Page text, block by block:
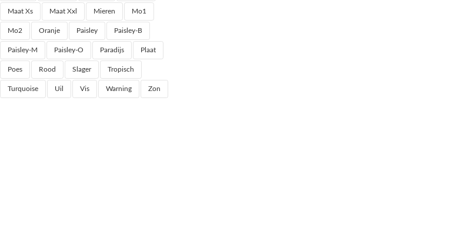
Maat Xs Maat Xxl Mieren Mo1
Mo2 Oranje Paisley Paisley-B
Paisley-M Paisley-O Paradijs Plaat
Poes Rood Slager Tropisch
Turquoise Uil Vis Warning Zon